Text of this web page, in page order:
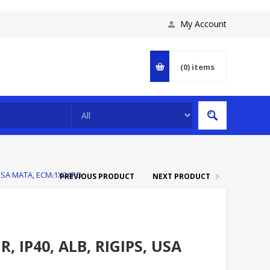
My Account
(0) items
MATA, ECM 1X24POPREVIOUS PRODUCT NEXT PRODUCT
IP40, ALB, RIGIPS, USA